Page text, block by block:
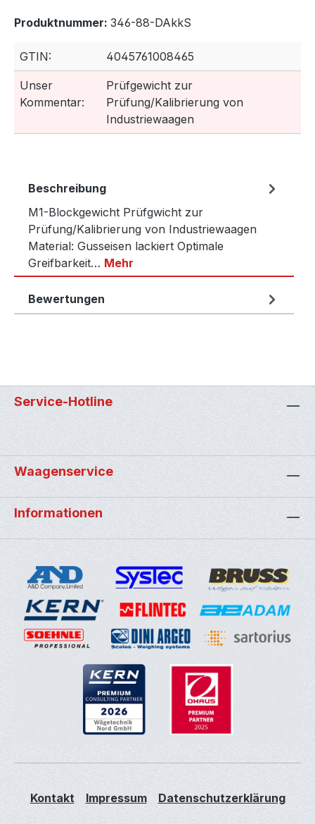
Produktnummer: 346-88-DAkkS
GTIN: 4045761008465
Unser
Kommentar:
Prüfgewicht zur
Prüfung/Kalibrierung von
Industriewaagen
Beschreibung
M1-Blockgewicht Prüfgwicht zur
Prüfung/Kalibrierung von Industriewaagen
Material: Gusseisen lackiert Optimale
Greifbarkeit… Mehr
Bewertungen
Service-Hotline
Waagenservice
Informationen
Kontakt Impressum Datenschutzerklärung